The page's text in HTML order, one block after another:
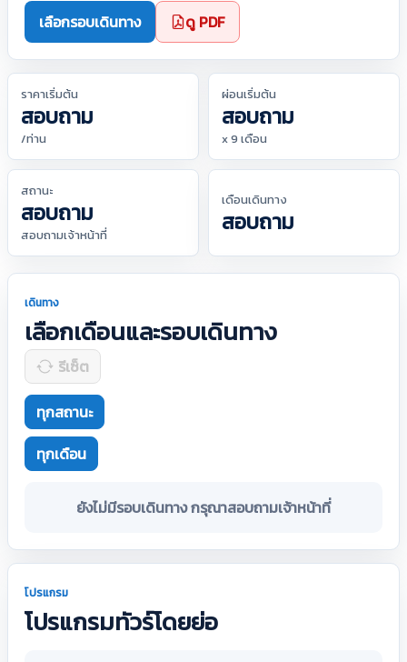
เลือกรอบเดินทาง ดู PDF
ราคาเริ่มต้น
สอบถาม
/ท่าน
ผ่อนเริ่มต้น
สอบถาม
x 9 เดือน
สถานะ
สอบถาม
สอบถามเจ้าหน้าที่
เดือนเดินทาง
สอบถาม
เดินทาง
เลือกเดือนและรอบเดินทาง
รีเซ็ต
ทุกสถานะ
ทุกเดือน
ยังไม่มีรอบเดินทาง กรุณาสอบถามเจ้าหน้าที่
โปรแกรม
โปรแกรมทัวร์โดยย่อ